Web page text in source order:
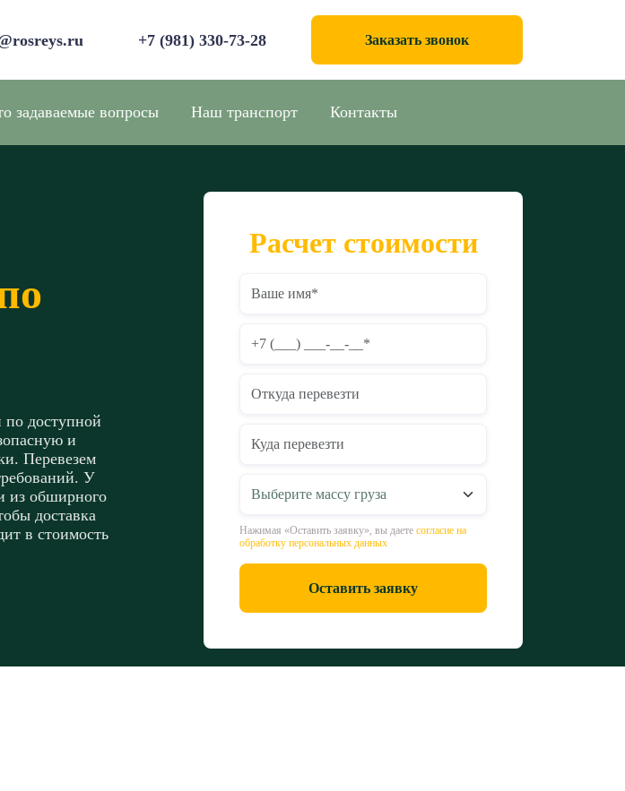
+7 (981) 330-73-28 Заказать звонок
задаваемые вопросы Наш транспорт Контакты
по доступной
и
Перевезем
У
из обширного
доставка
в стоимость
Расчет стоимости
Нажимая «Оставить заявку», вы даете согласие на
обработку персональных данных
Оставить заявку